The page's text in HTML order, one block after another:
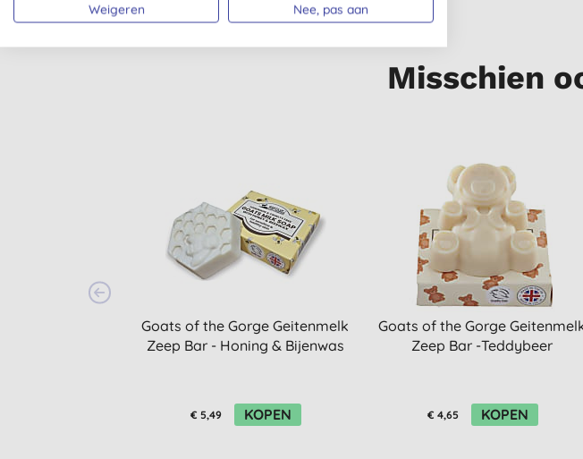
Misschien
Goats of the Gorge Geitenmelk
Zeep Bar - Honing & Bijenwas
€ 5,49 KOPEN
Goats of the Gorge
Zeep Bar -Teddybeer
€ 4,65 KOPEN
Weigeren Nee, pas aan